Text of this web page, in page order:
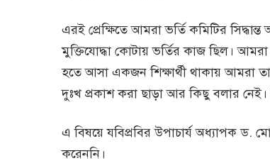
এরই প্রেক্ষিতে আমরা ভর্তি কমিটির
মুক্তিযোদ্ধা কোটায় ভর্তির কাজ ছিল। আমরা
হতে আসা একজন শিক্ষার্থী থাকায় আমরা
দুঃখ প্রকাশ করা ছাড়া আর কিছু বলার নেই।
এ বিষয়ে যবিপ্রবির উপাচার্য অধ্যাপক
করেননি।